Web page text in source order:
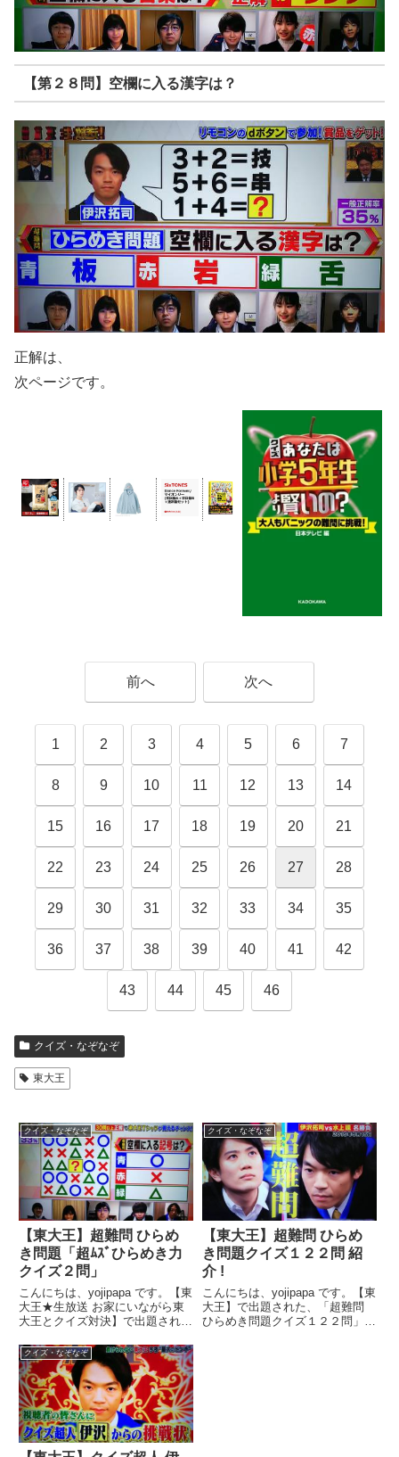
【第２８問】空欄に入る漢字は？
正解は、
次ページです。
前へ 次へ
1 2 3 4 5 6 7
8 9 10 11 12 13 14
15 16 17 18 19 20 21
22 23 24 25 26 27 28
29 30 31 32 33 34 35
36 37 38 39 40 41 42
43 44 45 46
クイズ・なぞなぞ
東大王
クイズ・なぞなぞ
【東大王】超難問 ひらめ
き問題「超ﾑｽﾞひらめき力
クイズ２問」
こんにちは、yojipapa です。【東
大王★生放送 お家にいながら東
大王とクイズ対決】で出題され
問」を紹介します。さすがの東大
王も４０秒の回答時間では大苦戦
の超難問です。番組名東大王★生
放送2時間!あなたは東...
クイズ・なぞなぞ
【東大王】超難問 ひらめ
き問題クイズ１２２問 紹
介 !
こんにちは、yojipapa です。【東
大王】で出題された、「超難問
ひらめき問題クイズ１２２問」を
クイズ・なぞなぞ